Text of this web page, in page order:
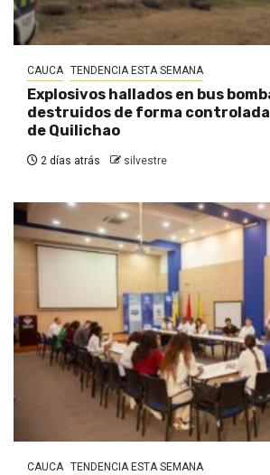
CAUCA TENDENCIA ESTA SEMANA
Explosivos hallados en bus
destruidos de forma
de Quilichao
2 días atrás silvestre
CAUCA TENDENCIA ESTA SEMANA